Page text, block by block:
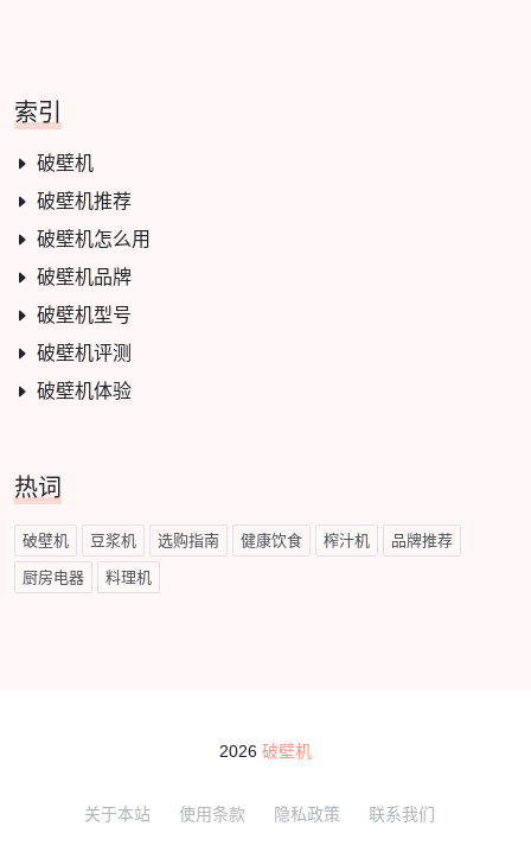
索引
破壁机
破壁机推荐
破壁机怎么用
破壁机品牌
破壁机型号
破壁机评测
破壁机体验
热词
破壁机 豆浆机 选购指南 健康饮食 榨汁机 品牌推荐
厨房电器 料理机
2026 破壁机
关于本站 使用条款 隐私政策 联系我们